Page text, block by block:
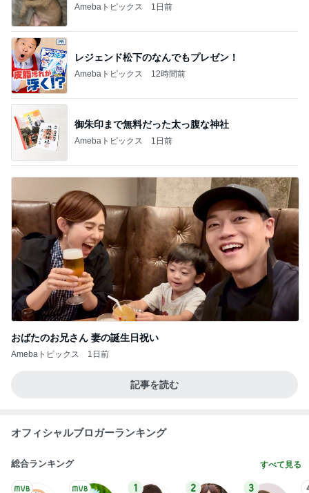
Amebaトピックス 1日前
レジェンド松下のなんでもプレゼン！
Amebaトピックス 12時間前
御朱印まで無料だった太っ腹な神社
Amebaトピックス 1日前
おばたのお兄さん 妻の誕生日祝い
Amebaトピックス 1日前
記事を読む
オフィシャルブロガーランキング
総合ランキング すべて見る
1 2 3